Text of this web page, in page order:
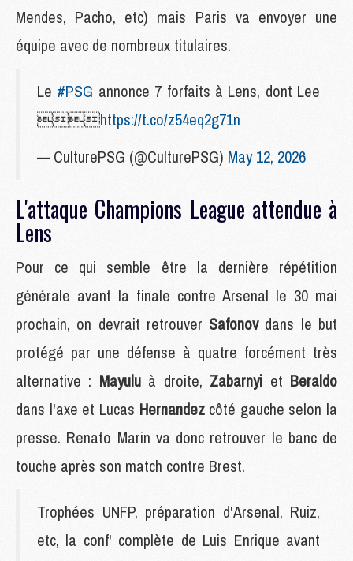
Mendes, Pacho, etc) mais Paris va envoyer une
équipe avec de nombreux titulaires.
Le #PSG annonce 7 forfaits à Lens, dont Lee
https://t.co/z54eq2g71n
— CulturePSG (@CulturePSG) May 12, 2026
L'attaque Champions League attendue à
Lens
Pour ce qui semble être la dernière répétition
générale avant la finale contre Arsenal le 30 mai
prochain, on devrait retrouver Safonov dans le but
protégé par une défense à quatre forcément très
alternative : Mayulu à droite, Zabarnyi et Beraldo
dans l'axe et Lucas Hernandez côté gauche selon la
presse. Renato Marin va donc retrouver le banc de
touche après son match contre Brest.
Trophées UNFP, préparation d'Arsenal, Ruiz,
etc, la conf' complète de Luis Enrique avant